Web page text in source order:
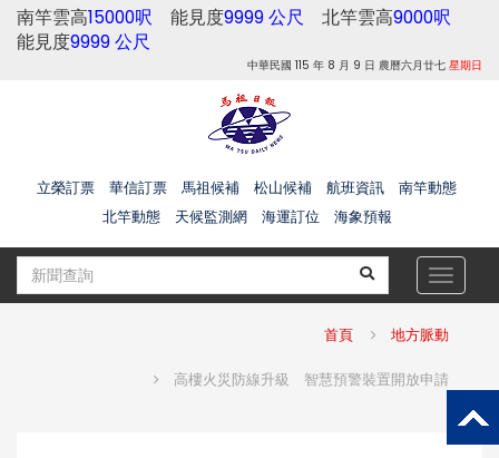
南竿雲高15000呎 能見度9999 公尺 北竿雲高9000呎
能見度9999 公尺
中華民國 115 年 8 月 9 日 農曆六月廿七 星期日
立榮訂票 華信訂票 馬祖候補 松山候補 航班資訊
南竿動態
北竿動態
天候監測網 海運訂位 海象預報
Toggle
首頁 地方脈動
高樓火災防線升級 智慧預警裝置開放申請